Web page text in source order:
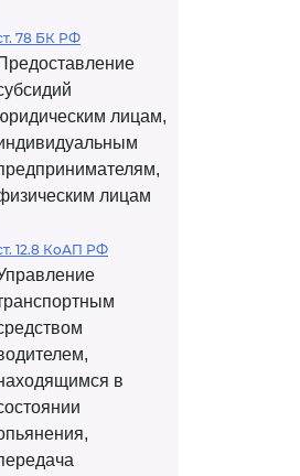
78 БК РФ
лицам,
лицам
12.8 КоАП РФ
в